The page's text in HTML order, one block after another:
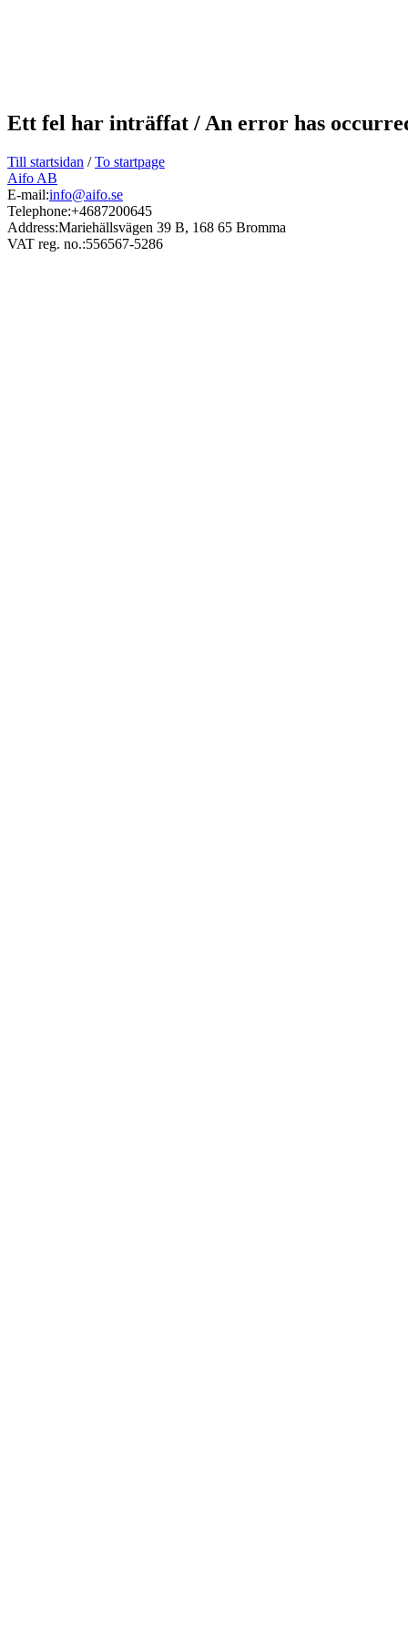
Ett fel har inträffat / An error has
Till startsidan /To startpage
Aifo AB
E-mail:info@aifo.se
Telephone:+4687200645
Address:Mariehällsvägen 39 B, 168 65 Bromma
VAT reg. no.:556567-5286